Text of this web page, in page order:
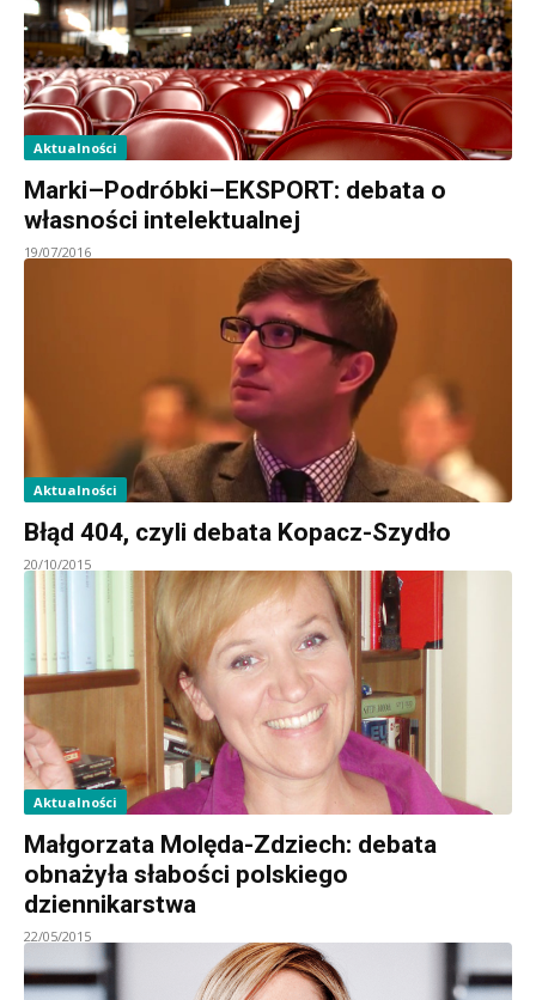
Aktualności
Marki–Podróbki–EKSPORT: debata o
własności intelektualnej
19/07/2016
Aktualności
Błąd 404, czyli debata Kopacz-Szydło
20/10/2015
Aktualności
Małgorzata Molęda-Zdziech: debata
obnażyła słabości polskiego
dziennikarstwa
22/05/2015